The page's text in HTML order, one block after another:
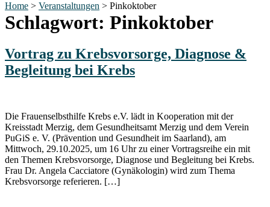
Home > Veranstaltungen > Pinkoktober
Schlagwort: Pinkoktober
Vortrag zu Krebsvorsorge, Diagnose &
Begleitung bei Krebs
Die Frauenselbsthilfe Krebs e.V. lädt in Kooperation mit der
Kreisstadt Merzig, dem Gesundheitsamt Merzig und dem Verein
PuGiS e. V. (Prävention und Gesundheit im Saarland), am
Mittwoch, 29.10.2025, um 16 Uhr zu einer Vortragsreihe ein mit
den Themen Krebsvorsorge, Diagnose und Begleitung bei Krebs.
Frau Dr. Angela Cacciatore (Gynäkologin) wird zum Thema
Krebsvorsorge referieren. […]